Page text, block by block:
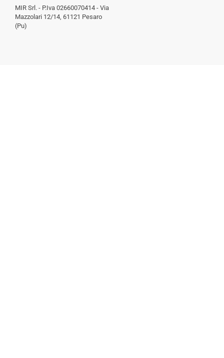
MIR Srl. - P.Iva 02660070414 - Via
Mazzolari 12/14, 61121 Pesaro
(Pu)